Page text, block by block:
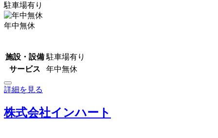
駐車場有り
年中無休
施設・設備 駐車場有り
サービス
年中無休
詳細を見る
株式会社インハート